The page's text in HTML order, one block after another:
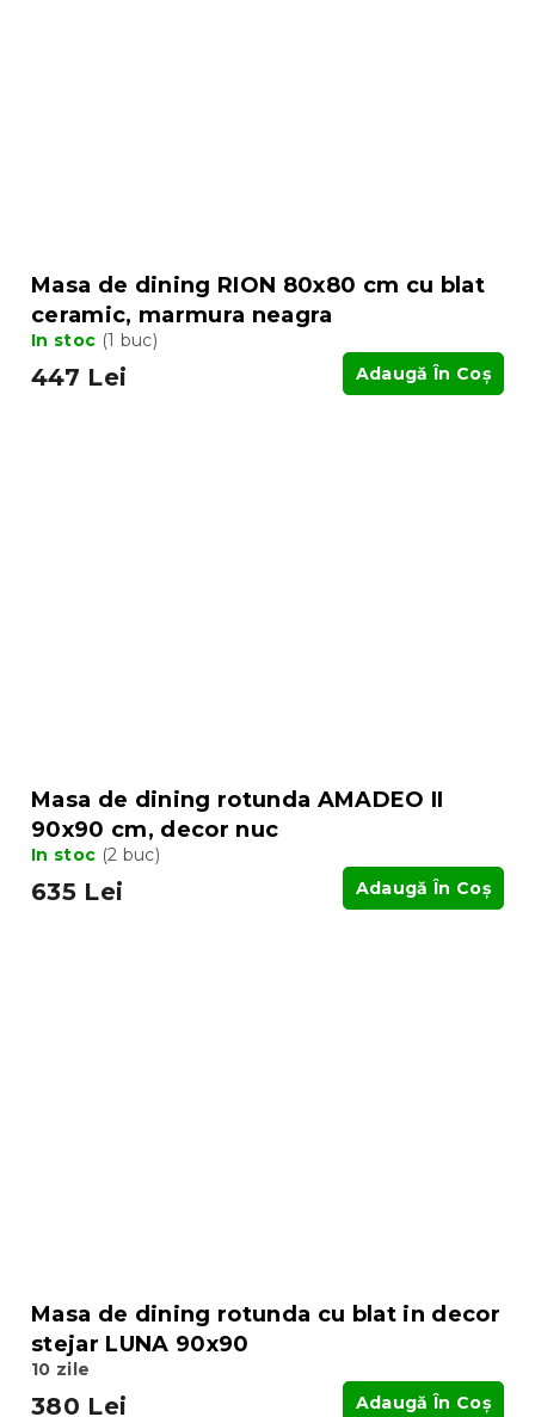
Masa de dining RION 80x80 cm cu blat
ceramic, marmura neagra
In stoc (1 buc)
447 Lei Adaugă În Coş
Masa de dining rotunda AMADEO II
90x90 cm, decor nuc
In stoc (2 buc)
635 Lei Adaugă În Coş
Masa de dining rotunda cu blat in decor
stejar LUNA 90x90
10 zile
380 Lei Adaugă În Coş